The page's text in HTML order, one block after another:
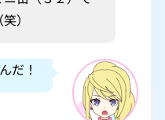
）
だ！